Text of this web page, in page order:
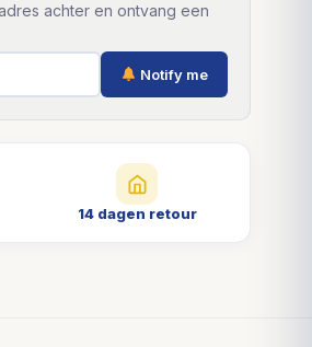
achter en ontvang een
Notify me
14 dagen retour